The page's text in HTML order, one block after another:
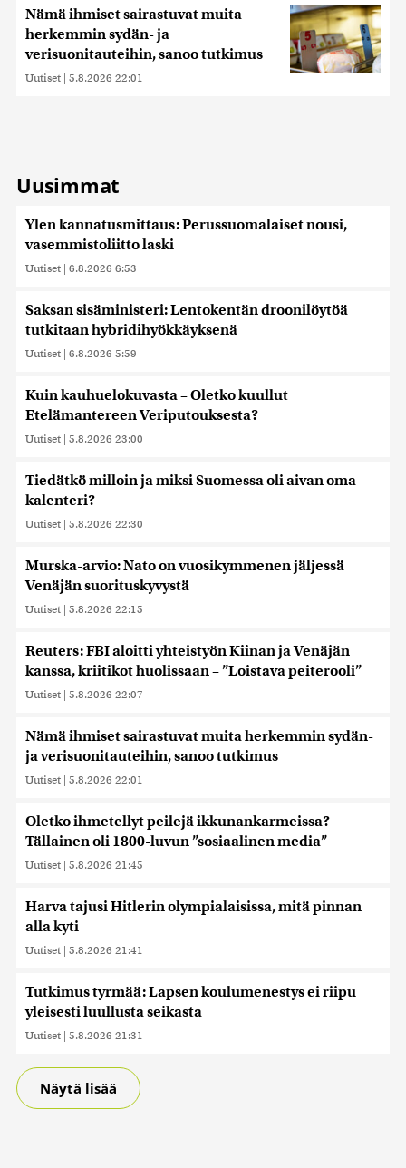
Nämä ihmiset sairastuvat muita
herkemmin sydän- ja
verisuonitauteihin, sanoo tutkimus
Uutiset | 5.8.2026 22:01
Uusimmat
Ylen kannatusmittaus: Perussuomalaiset nousi,
vasemmistoliitto laski
Uutiset | 6.8.2026 6:53
Saksan sisäministeri: Lentokentän droonilöytöä
tutkitaan hybridihyökkäyksenä
Uutiset | 6.8.2026 5:59
Kuin kauhuelokuvasta – Oletko kuullut
Etelämantereen Veriputouksesta?
Uutiset | 5.8.2026 23:00
Tiedätkö milloin ja miksi Suomessa oli aivan oma
kalenteri?
Uutiset | 5.8.2026 22:30
Murska-arvio: Nato on vuosikymmenen jäljessä
Venäjän suorituskyvystä
Uutiset | 5.8.2026 22:15
Reuters: FBI aloitti yhteistyön Kiinan ja Venäjän
kanssa, kriitikot huolissaan – ”Loistava peiterooli”
Uutiset | 5.8.2026 22:07
Nämä ihmiset sairastuvat muita herkemmin sydän-
ja verisuonitauteihin, sanoo tutkimus
Uutiset | 5.8.2026 22:01
Oletko ihmetellyt peilejä ikkunankarmeissa?
Tällainen oli 1800-luvun ”sosiaalinen media”
Uutiset | 5.8.2026 21:45
Harva tajusi Hitlerin olympialaisissa, mitä pinnan
alla kyti
Uutiset | 5.8.2026 21:41
Tutkimus tyrmää: Lapsen koulumenestys ei riipu
yleisesti luullusta seikasta
Uutiset | 5.8.2026 21:31
Näytä lisää